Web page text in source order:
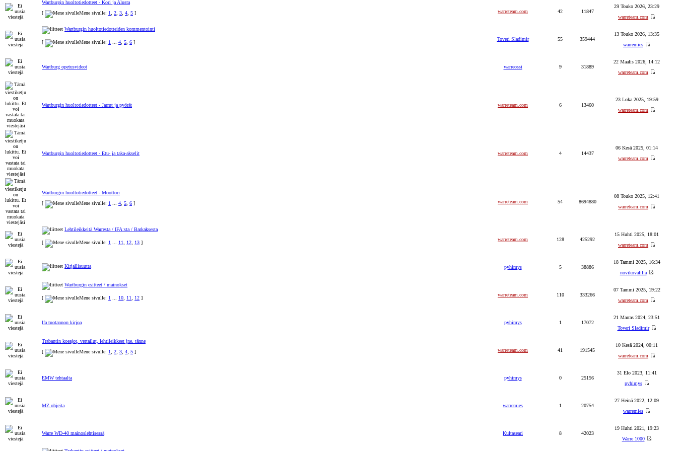
Wartburgin huoltotiedotteet - Kori ja Alusta
[
Mene sivulle: 1 2 3 4 5 ] warreteam.com 42 11847
29 Touko 2026, 23:29
warreteam.com
Wartburgin huoltotiedotteiden kommentointi
[ Mene sivulle: 1 4 5 6 ]
Toveri Sladimir 55 359444
13 Touko 2026, 13:35
warremies
Wartburg opetusvideot warreossi 9 31889
22 Maalis 2026, 14:12
warreteam.com
Wartburgin huoltotiedotteet - Jarrut ja pyörät warreteam.com 6 13460
23 Loka 2025, 19:59
warreteam.com
Wartburgin huoltotiedotteet - Etu- ja taka-akselit warreteam.com 4 14437
06 Kesä 2025, 01:14
warreteam.com
Wartburgin huoltotiedotteet - Moottori
[
Mene sivulle: 1 4 5 6 ] warreteam.com 54 8694880
08 Touko 2025, 12:41
warreteam.com
Lehtileikkeitä Warresta / IFA:sta / Barkaksesta
[ Mene sivulle: 1 11 12 13 ]
warreteam.com 128 425292
15 Huhti 2025, 18:01
warreteam.com
Kirjallisuutta pyhimys 5 38886
18 Tammi 2025, 16:34
novikovalilia
Wartburgin esitteet / mainokset
[ Mene sivulle: 1 10 11 12 ]
warreteam.com 110 333266
07 Tammi 2025, 19:22
warreteam.com
Ifa tuotannon kirjoa pyhimys 1 17072
21 Marras 2024, 23:51
Toveri Sladimir
Trabantin koeajot, vertailut, lehtileikkeet jne. tänne
[
Mene sivulle: 1 2 3 4 5 ] warreteam.com 41 191545
10 Kesä 2024, 00:11
warreteam.com
EMW tehtaalta pyhimys 0 25156
31 Elo 2023, 11:41
pyhimys
MZ ohjeita warremies 1 20754
27 Heinä 2022, 12:09
warremies
Warre WD-40 mainoslehtisessä Kultaseari 8 42023
19 Huhti 2021, 19:23
Warre 1000